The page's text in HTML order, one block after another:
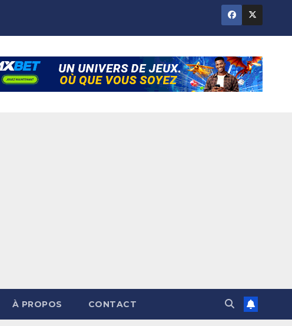
À PROPOS CONTACT